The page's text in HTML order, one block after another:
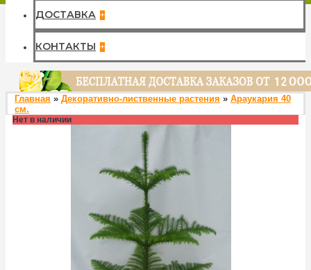
ДОСТАВКА +
КОНТАКТЫ +
Главная » Декоративно-лиственные растения » Араукария 40
см.
Нет в наличии